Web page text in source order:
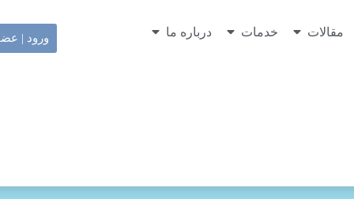
مقالات خدمات درباره ما ورود |